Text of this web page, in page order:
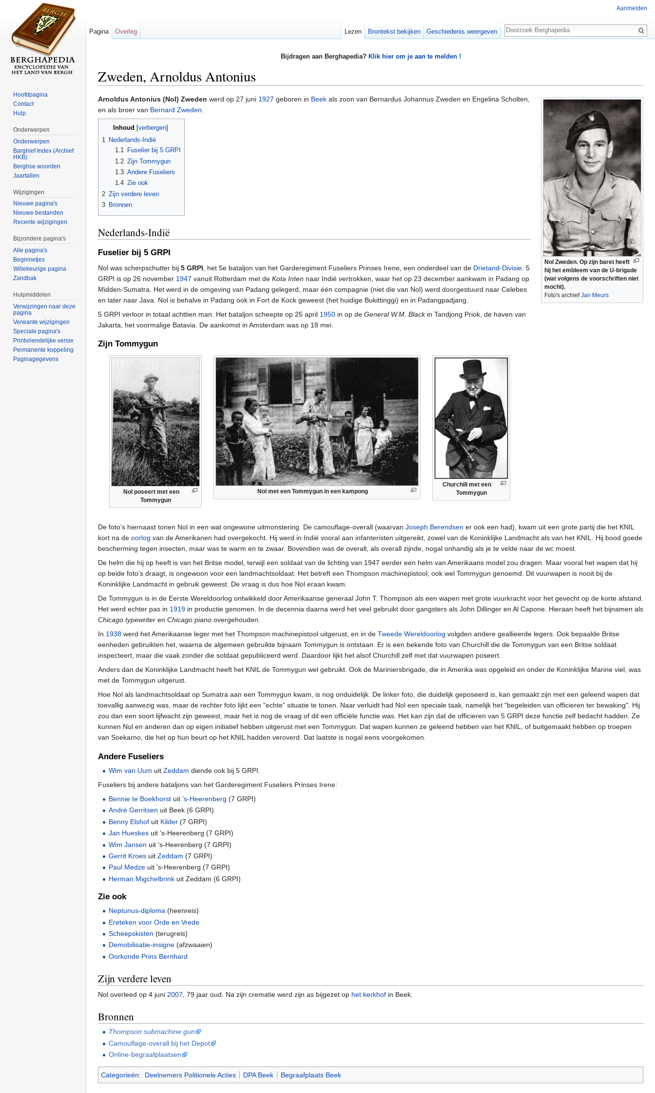
Bijdragen aan Berghapedia? Klik hier om je aan te melden !
Zweden, Arnoldus Antonius
Nol Zweden. Op zijn baret heeft
hij het embleem van de U-brigade
(wat volgens de voorschriften niet
mocht).
Foto's archiefJan Meurs
Arnoldus Antonius (Nol) Zweden werd op 27 juni 1927 geboren in Beek als zoon van Bernardus Johannus Zweden en Engelina Scholten,
en als broer van Bernard Zweden.
Inhoud verbergen]
1 Nederlands-Indië
1.1
Fuselier bij 5 GRPI
1.2 Zijn Tommygun
1.3 Andere Fuseliers
1.4 Zie ook
2 Zijn verdere leven
3 Bronnen
Nederlands-Indië
Fuselier bij 5 GRPI
Nol was scherpschutter bij 5 GRPI , het 5e bataljon van het Garderegiment Fuseliers Prinses Irene, een onderdeel van de Drietand-Divisie . 5
GRPI is op 26 november 1947 vanuit Rotterdam met de Kota Inten naar Indië vertrokken, waar het op 23 december aankwam in Padang op
Midden-Sumatra. Het werd in de omgeving van Padang gelegerd, maar één compagnie (niet die van Nol) werd doorgestuurd naar Celebes
en later naar Java. Nol is behalve in Padang ook in Fort de Kock geweest (het huidige Bukittinggi) en in Padangpadjang.
5 GRPI verloor in totaal achttien man. Het bataljon scheepte op 25 april 1950 in op de General W.M. Blackin Tandjong Priok, de haven van
Jakarta, het voormalige Batavia. De aankomst in Amsterdam was op 18 mei.
Zijn Tommygun
Nol poseert met een
Tommygun
Nol met een Tommygun in een kampong
Churchill met een
Tommygun
De foto’s hiernaast tonen Nol in een wat ongewone uitmonstering. De camouflage-overall (waarvan Joseph Berendsen er ook een had), kwam uit een grote partij die het KNIL
kort na de oorlog van de Amerikanen had overgekocht. Hij werd in Indië vooral aan infanteristen uitgereikt, zowel van de Koninklijke Landmacht als van het KNIL. Hij bood goede
bescherming tegen insecten, maar was te warm en te zwaar. Bovendien was de overall, als overall zijnde, nogal onhandig als je te velde naar de wc moest.
De helm die hij op heeft is van het Britse model, terwijl een soldaat van de lichting van 1947 eerder een helm van Amerikaans model zou dragen. Maar vooral het wapen dat hij
op beide foto’s draagt, is ongewoon voor een landmachtsoldaat. Het betreft een Thompson machinepistool; ook wel Tommygun genoemd. Dit vuurwapen is nooit bij de
Koninklijke Landmacht in gebruik geweest. De vraag is dus hoe Nol eraan kwam.
De Tommygun is in de Eerste Wereldoorlog ontwikkeld door Amerikaanse generaal John T. Thompson als een wapen met grote vuurkracht voor het gevecht op de korte afstand.
Het werd echter pas in 1919 in productie genomen. In de decennia daarna werd het veel gebruikt door gangsters als John Dillinger en Al Capone. Hieraan heeft het bijnamen als
Chicago typewriter en Chicago piano overgehouden.
In 1938 werd het Amerikaanse leger met het Thompson machinepistool uitgerust, en in de Tweede Wereldoorlog volgden andere geallieerde legers. Ook bepaalde Britse
eenheden gebruikten het, waarna de algemeen gebruikte bijnaam Tommygun is ontstaan. Er is een bekende foto van Churchill die de Tommygun van een Britse soldaat
inspecteert, maar die vaak zonder die soldaat gepubliceerd werd. Daardoor lijkt het alsof Churchill zelf met dat vuurwapen poseert.
Anders dan de Koninklijke Landmacht heeft het KNIL de Tommygun wel gebruikt. Ook de Mariniersbrigade, die in Amerika was opgeleid en onder de Koninklijke Marine viel, was
met de Tommygun uitgerust.
Hoe Nol als landmachtsoldaat op Sumatra aan een Tommygun kwam, is nog onduidelijk. De linker foto, die duidelijk geposeerd is, kan gemaakt zijn met een geleend wapen dat
toevallig aanwezig was, maar de rechter foto lijkt een “echte” situatie te tonen. Naar verluidt had Nol een speciale taak, namelijk het "begeleiden van officieren ter bewaking". Hij
zou dan een soort lijfwacht zijn geweest, maar het is nog de vraag of dit een officiële functie was. Het kan zijn dat de officieren van 5 GRPI deze functie zelf bedacht hadden. Ze
kunnen Nol en anderen dan op eigen initiatief hebben uitgerust met een Tommygun. Dat wapen kunnen ze geleend hebben van het KNIL, of buitgemaakt hebben op troepen
van Soekarno, die het op hun beurt op het KNIL hadden veroverd. Dat laatste is nogal eens voorgekomen.
Andere Fuseliers
Wim van Uum uitZeddam diende ook bij 5 GRPI.
Fuseliers bij andere bataljons van het Garderegiment Fuseliers Prinses Irene:
Bennie te Boekhorst uit's-Heerenberg (7 GRPI)
André Gerritsen uit Beek (6 GRPI)
Benny Elshof uit Kilder (7 GRPI)
Jan Hueskes uit 's-Heerenberg (7 GRPI)
Wim Jansen uit 's-Heerenberg (7 GRPI)
Gerrit Kroes uitZeddam (7 GRPI)
Paul Medze uit 's-Heerenberg (7 GRPI)
Herman Migchelbrink uit Zeddam (6 GRPI)
Zie ook
Neptunus-diploma (heenreis)
Ereteken voor Orde en Vrede
Scheepskisten (terugreis)
Demobilisatie-insigne (afzwaaien)
Oorkonde Prins Bernhard
Zijn verdere leven
Nol overleed op 4 juni 2007 , 79 jaar oud. Na zijn crematie werd zijn as bijgezet op het kerkhof in Beek.
Bronnen
Thompson submachine gun
Camouflage-overall bij het Depot
Online-begraafplaatsen
Categorieën: Deelnemers Politionele Acties DPA Beek Begraafplaats Beek
Aanmelden
Pagina Overleg Lezen Brontekst bekijken Geschiedenis weergeven
Zoeken
Hoofdpagina
Contact
Hulp
Onderwerpen
Onderwerpen
Barghief Index (Archief
HKB)
Berghse woorden
Jaartallen
Wijzigingen
Nieuwe pagina's
Nieuwe bestanden
Recente wijzigingen
Bijzondere pagina's
Alle pagina's
Beginnetjes
Willekeurige pagina
Zandbak
Hulpmiddelen
Verwijzingen naar deze
pagina
Verwante wijzigingen
Speciale pagina's
Printvriendelijke versie
Permanente koppeling
Paginagegevens